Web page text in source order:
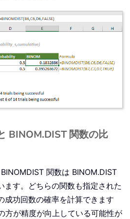
BINOM.DIST 関数の比
関数は BINOM.DIST
ます。どちらの関数も指定された
成功回数の確率を計算できます
方が精度が向上している可能性が